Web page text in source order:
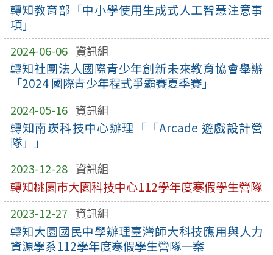
轉知教育部「中小學使用生成式人工智慧注意事
項」
2024-06-06 資訊組
轉知社團法人國際青少年創新未來教育協會舉辦
「2024 國際青少年程式爭霸賽夏季賽」
2024-05-16 資訊組
轉知南崁科技中心辦理「「Arcade 遊戲設計營
隊」」
2023-12-28 資訊組
轉知桃園市大園科技中心112學年度寒假學生營隊
2023-12-27 資訊組
轉知大園國民中學辦理臺灣師大科技應用與人力
資源學系112學年度寒假學生營隊一案